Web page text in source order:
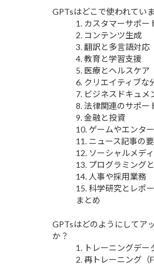
GPTsはどこで使われてい
1. カスタマーサポー
2. コンテンツ生成
3. 翻訳と多言語対応
4. 教育と学習支援
5. 医療とヘルスケア
6. クリエイティブな
7. ビジネスドキュメ
8. 法律関連のサポー
9. 金融と投資
10. ゲームやエンタ
11. ニュース記事の
12. ソーシャルメデ
13. プログラミング
14. 人事や採用業務
15. 科学研究とレポ
まとめ
GPTsはどのようにしてア
か？
1. トレーニングデー
2. 再トレーニング（